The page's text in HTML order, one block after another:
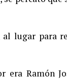
lugar para
era Ramón